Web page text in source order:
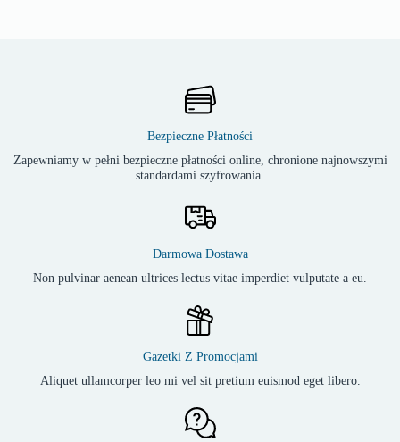
Bezpieczne Płatności
Zapewniamy w pełni bezpieczne płatności online, chronione najnowszymi
standardami szyfrowania.
Darmowa Dostawa
Non pulvinar aenean ultrices lectus vitae imperdiet vulputate a eu.
Gazetki Z Promocjami
Aliquet ullamcorper leo mi vel sit pretium euismod eget libero.